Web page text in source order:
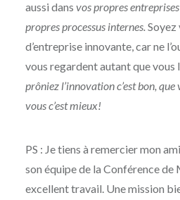
aussi dans vos propres
propres processus internes. Soyez
d’entreprise innovante, car ne
vous regardent autant que vous
prôniez l’innovation c’est bon, que
vous c’est mieux!
PS : Je tiens à remercier mon
son équipe de la Conférence
excellent travail. Une mission